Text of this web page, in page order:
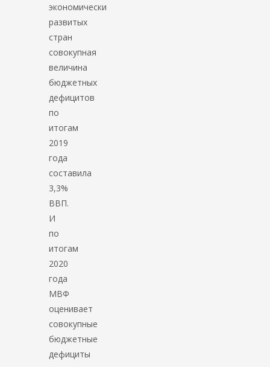
экономически
развитых
стран
совокупная
величина
бюджетных
дефицитов
по
итогам
2019
года
составила
3,3%
ВВП.
И
по
итогам
2020
года
МВФ
оценивает
совокупные
бюджетные
дефициты